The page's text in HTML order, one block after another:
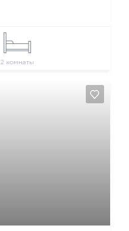
2 комнаты